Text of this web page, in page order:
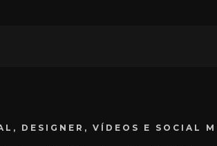
DESIGNER, VÍDEOS E SOCIAL